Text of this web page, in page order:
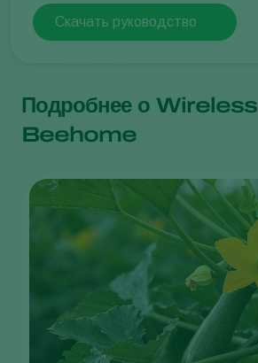
Скачать руководство
Подробнее о Wireless
Beehome